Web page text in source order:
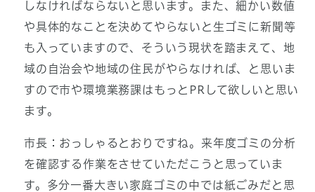
しなければならないと思います。また、細かい数値
や具体的なことを決めてやらないと生ゴミに新聞等
も入っていますので、そういう現状を踏まえて、地
域の自治会や地域の住民がやらなければ、と思いま
すので市や環境業務課はもっとPRして欲しいと思い
ます。
市長：おっしゃるとおりですね。来年度ゴミの分析
を確認する作業をさせていただこうと思っていま
す。多分一番大きい家庭ゴミの中では紙ごみだと思